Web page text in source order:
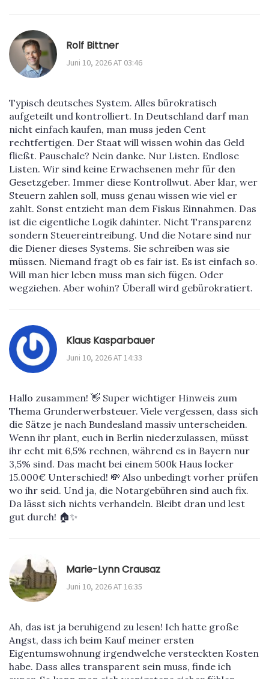
Rolf Bittner
Juni 10, 2026 AT 03:46
Typisch deutsches System. Alles bürokratisch
aufgeteilt und kontrolliert. In Deutschland darf man
nicht einfach kaufen, man muss jeden Cent
rechtfertigen. Der Staat will wissen wohin das Geld
fließt. Pauschale? Nein danke. Nur Listen. Endlose
Listen. Wir sind keine Erwachsenen mehr für den
Gesetzgeber. Immer diese Kontrollwut. Aber klar, wer
Steuern zahlen soll, muss genau wissen wie viel er
zahlt. Sonst entzieht man dem Fiskus Einnahmen. Das
ist die eigentliche Logik dahinter. Nicht Transparenz
sondern Steuereintreibung. Und die Notare sind nur
die Diener dieses Systems. Sie schreiben was sie
müssen. Niemand fragt ob es fair ist. Es ist einfach so.
Will man hier leben muss man sich fügen. Oder
wegziehen. Aber wohin? Überall wird gebürokratiert.
Klaus Kasparbauer
Juni 10, 2026 AT 14:33
Hallo zusammen! 👋 Super wichtiger Hinweis zum
Thema Grunderwerbsteuer. Viele vergessen, dass sich
die Sätze je nach Bundesland massiv unterscheiden.
Wenn ihr plant, euch in Berlin niederzulassen, müsst
ihr echt mit 6,5% rechnen, während es in Bayern nur
3,5% sind. Das macht bei einem 500k Haus locker
15.000€ Unterschied! 💸 Also unbedingt vorher prüfen
wo ihr seid. Und ja, die Notargebühren sind auch fix.
Da lässt sich nichts verhandeln. Bleibt dran und lest
gut durch! 🏠✨
Marie-Lynn Crausaz
Juni 10, 2026 AT 16:35
Ah, das ist ja beruhigend zu lesen! Ich hatte große
Angst, dass ich beim Kauf meiner ersten
Eigentumswohnung irgendwelche versteckten Kosten
habe. Dass alles transparent sein muss, finde ich